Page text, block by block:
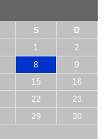
S D
1
2
8
9
15
16
22
23
29
30